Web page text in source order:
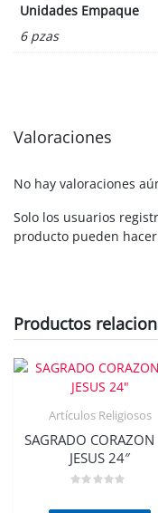
Unidades Empaque
6 pzas
Valoraciones
No hay valoraciones
Solo los usuarios
producto pueden
Productos
Artículos Religiosos
SAGRADO CORAZON
JESUS 24″